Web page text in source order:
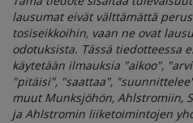
lausumat eivät välttämättä
tosiseikkoihin, vaan ne ovat
odotuksista. Tässä tiedotteessa
käytetään ilmauksia "aikoo",
"pitäisi", "saattaa",
muut Munksjöhön, Ahlstromiin,
ja Ahlstromin liiketoimintojen